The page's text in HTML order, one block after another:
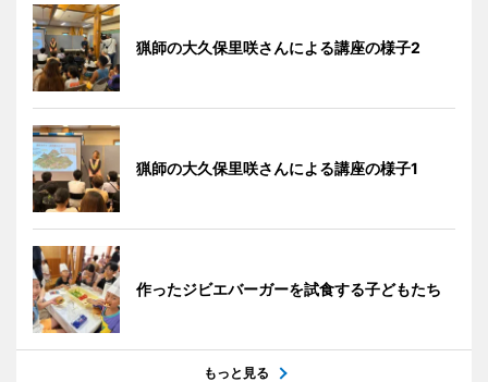
猟師の大久保里咲さんによる講座の様子2
猟師の大久保里咲さんによる講座の様子1
作ったジビエバーガーを試食する子どもたち
もっと見る